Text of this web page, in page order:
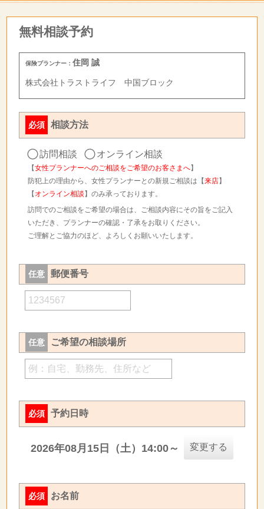
無料相談予約
保険プランナー：住岡 誠
株式会社トラストライフ 中国ブロック
必須 相談方法
訪問相談 オンライン相談
【女性プランナーへのご相談をご希望のお客さまへ】
防犯上の理由から、女性プランナーとの新規ご相談は【来店】
【 オンライン相談 】のみ承っております。
訪問でのご相談をご希望の場合は、ご相談内容にその旨をご記入
いただき、プランナーの確認・了承をお取りください。
ご理解とご協力のほど、よろしくお願いいたします。
任意 郵便番号
任意 ご希望の相談場所
必須 予約日時
2026年08月15日（土）14:00～ 変更する
必須 お名前